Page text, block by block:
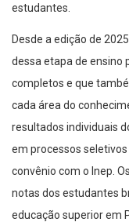
estudantes.
Desde a edição de
dessa etapa de ensino
completos e que
cada área do
resultados individuais
em processos
convênio com o Inep.
notas dos estudantes
educação superior em